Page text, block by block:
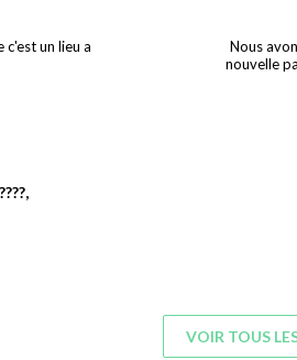
un lieu a
Nous
nouvelle
VOIR TOUS